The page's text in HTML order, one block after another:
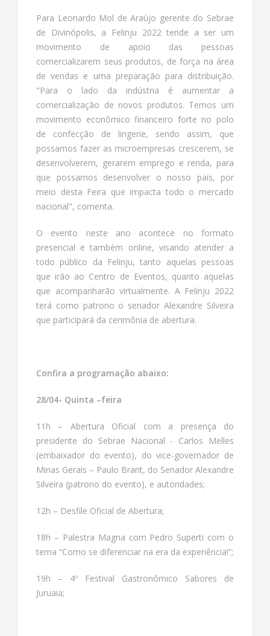
Para Leonardo Mol de Araújo gerente do Sebrae
de Divinópolis, a Felinju 2022 tende a ser um
movimento de apoio das pessoas
comercializarem seus produtos, de força na área
de vendas e uma preparação para distribuição.
"Para o lado da indústria é aumentar a
comercialização de novos produtos. Temos um
movimento econômico financeiro forte no polo
de confecção de lingerie, sendo assim, que
possamos fazer as microempresas crescerem, se
desenvolverem, gerarem emprego e renda, para
que possamos desenvolver o nosso país, por
meio desta Feira que impacta todo o mercado
nacional", comenta.
O evento neste ano acontece no formato
presencial e também online, visando atender a
todo público da Felinju, tanto aquelas pessoas
que irão ao Centro de Eventos, quanto aquelas
que acompanharão virtualmente. A Felinju 2022
terá como patrono o senador Alexandre Silveira
que participará da cerimônia de abertura.
Confira a programação abaixo:
28/04- Quinta –feira
11h – Abertura Oficial com a presença do
presidente do Sebrae Nacional - Carlos Melles
(embaixador do evento), do vice-governador de
Minas Gerais – Paulo Brant, do Senador Alexandre
Silveira (patrono do evento), e autoridades;
12h – Desfile Oficial de Abertura;
18h – Palestra Magna com Pedro Superti com o
tema “Como se diferenciar na era da experiência!”;
19h – 4º Festival Gastronômico Sabores de
Juruaia;